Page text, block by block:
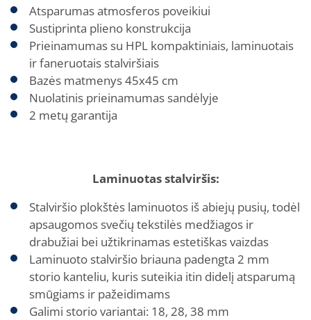
Atsparumas atmosferos poveikiui
Sustiprinta plieno konstrukcija
Prieinamumas su HPL kompaktiniais, laminuotais
ir faneruotais stalviršiais
Bazės matmenys 45x45 cm
Nuolatinis prieinamumas sandėlyje
2 metų garantija
Laminuotas stalviršis:
Stalviršio plokštės laminuotos iš abiejų pusių, todėl
apsaugomos svečių tekstilės medžiagos ir
drabužiai bei užtikrinamas estetiškas vaizdas
Laminuoto stalviršio briauna padengta 2 mm
storio kanteliu, kuris suteikia itin didelį atsparumą
smūgiams ir pažeidimams
Galimi storio variantai: 18, 28, 38 mm